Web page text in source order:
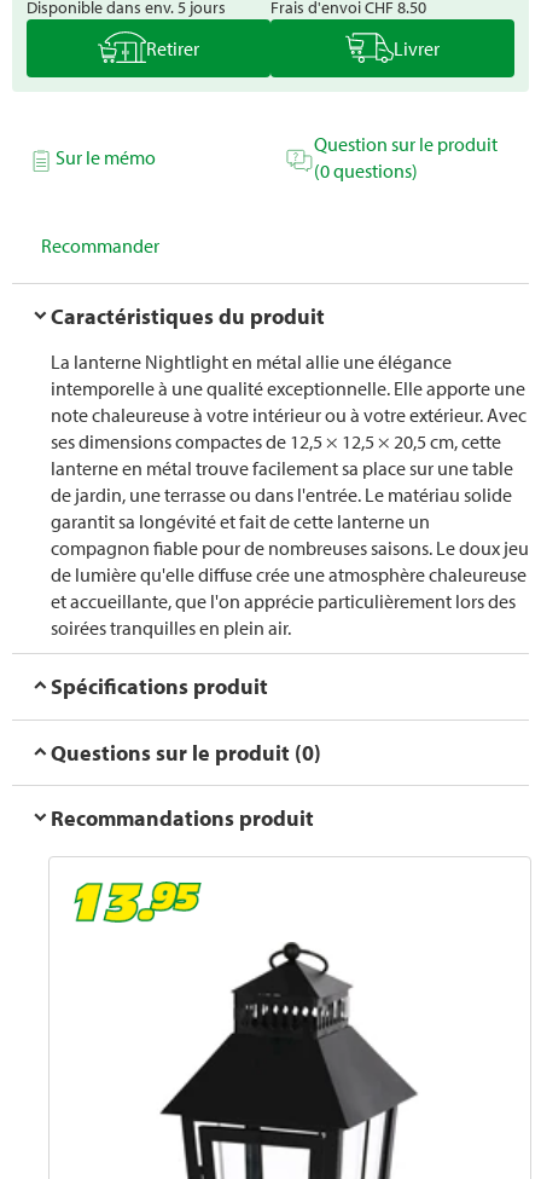
Disponible dans env. 5 jours
Frais d'envoiCHF 8.50
Retirer Livrer
Sur le mémo
Question sur le produit
(0 questions)
Recommander
Caractéristiques du produit
La lanterne Nightlight en métal allie une élégance
intemporelle à une qualité exceptionnelle. Elle apporte une
note chaleureuse à votre intérieur ou à votre extérieur. Avec
ses dimensions compactes de 12,5 × 12,5 × 20,5 cm, cette
lanterne en métal trouve facilement sa place sur une table
de jardin, une terrasse ou dans l'entrée. Le matériau solide
garantit sa longévité et fait de cette lanterne un
compagnon fiable pour de nombreuses saisons. Le doux jeu
de lumière qu'elle diffuse crée une atmosphère chaleureuse
et accueillante, que l'on apprécie particulièrement lors des
soirées tranquilles en plein air.
Spécifications produit
Questions sur le produit (0)
Recommandations produit